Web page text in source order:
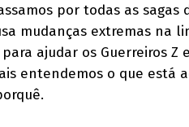
por todas as sagas
mudanças extremas na
ajudar os Guerreiros
entendemos o que está